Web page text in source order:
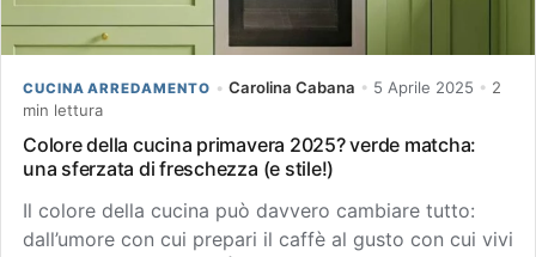
CUCINA ARREDAMENTO • Carolina Cabana • 5 Aprile 2025 • 2
min lettura
Colore della cucina primavera 2025? verde matcha:
una sferzata di freschezza (e stile!)
Il colore della cucina può davvero cambiare tutto:
dall’umore con cui prepari il caffè al gusto con cui vivi